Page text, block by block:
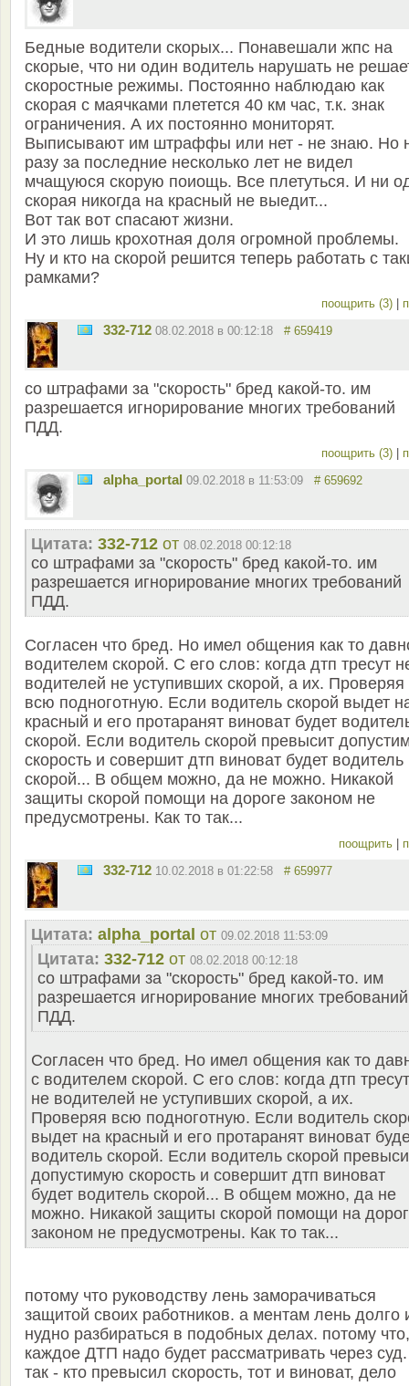
Бедные водители скорых... Понавешали жпс на
скорые, что ни один водитель нарушать не
скоростные режимы. Постоянно наблюдаю как
скорая с маячками плетется 40 км час, т.к. знак
ограничения. А их постоянно мониторят.
Выписывают им штраффы или нет - не знаю. Но
разу за последние несколько лет не видел
мчащуюся скорую поиощь. Все плетуться. И ни
скорая никогда на красный не выедит...
Вот так вот спасают жизни.
И это лишь крохотная доля огромной проблемы.
Ну и кто на скорой решится теперь работать с
рамками?
поощрить (3)
332-712 08.02.2018 в 00:12:18 # 659419
со штрафами за "скорость" бред какой-то. им
разрешается игнорирование многих требований
ПДД.
поощрить (3)
alpha_portal 09.02.2018 в 11:53:09 # 659692
Цитата: 332-712 от 08.02.2018 00:12:18
со штрафами за "скорость" бред какой-то. им
разрешается игнорирование многих требований
ПДД.
Согласен что бред. Но имел общения как то
водителем скорой. С его слов: когда дтп тресут
водителей не уступивших скорой, а их. Проверяя
всю подноготную. Если водитель скорой выдет
красный и его протаранят виноват будет
скорой. Если водитель скорой превысит
скорость и совершит дтп виноват будет водитель
скорой... В общем можно, да не можно. Никакой
защиты скорой помощи на дороге законом не
предусмотрены. Как то так...
поощрить
332-712 10.02.2018 в 01:22:58 # 659977
Цитата: alpha_portal от 09.02.2018 11:53:09
Цитата: 332-712 от 08.02.2018 00:12:18
со штрафами за "скорость" бред какой-то. им
разрешается игнорирование многих требований
ПДД.
Согласен что бред. Но имел общения как то
с водителем скорой. С его слов: когда дтп тресут
не водителей не уступивших скорой, а их.
Проверяя всю подноготную. Если водитель
выдет на красный и его протаранят виноват
водитель скорой. Если водитель скорой
допустимую скорость и совершит дтп виноват
будет водитель скорой... В общем можно, да не
можно. Никакой защиты скорой помощи на
законом не предусмотрены. Как то так...
потому что руководству лень заморачиваться
защитой своих работников. а ментам лень долго
нудно разбираться в подобных делах. потому что,
каждое ДТП надо будет рассматривать через
так - кто превысил скорость, тот и виноват, дело